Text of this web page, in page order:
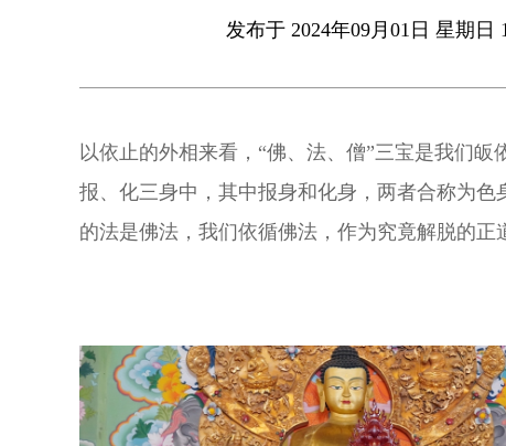
发布于 2024年09月01日 星期日
以依止的外相来看，“佛、法、僧”三宝是我们皈
报、化三身中，其中报身和化身，两者合称为色
的法是佛法，我们依循佛法，作为究竟解脱的正